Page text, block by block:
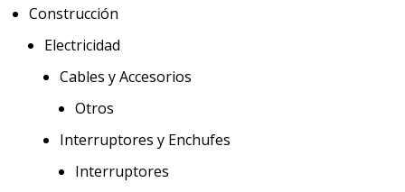
Construcción
Electricidad
Cables y Accesorios
Otros
Interruptores y Enchufes
Interruptores